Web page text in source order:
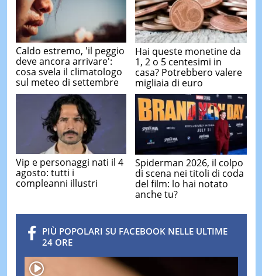
Caldo estremo, 'il peggio
deve ancora arrivare':
cosa svela il climatologo
sul meteo di settembre
Hai queste monetine da
1, 2 o 5 centesimi in
casa? Potrebbero valere
migliaia di euro
Vip e personaggi nati il 4
agosto: tutti i
compleanni illustri
Spiderman 2026, il colpo
di scena nei titoli di coda
del film: lo hai notato
anche tu?
PIÙ POPOLARI SU FACEBOOK NELLE ULTIME
24 ORE